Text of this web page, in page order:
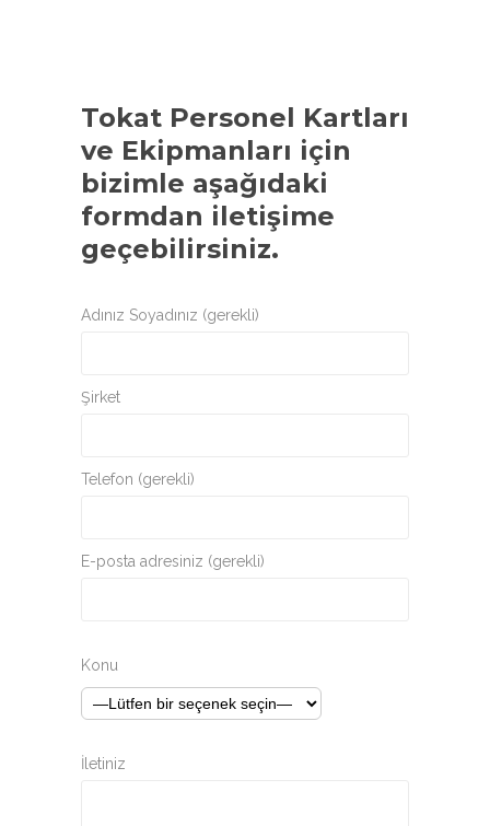
Tokat Personel Kartları
ve Ekipmanları için
bizimle aşağıdaki
formdan iletişime
geçebilirsiniz.
Adınız Soyadınız (gerekli)
Şirket
Telefon (gerekli)
E-posta adresiniz (gerekli)
Konu
İletiniz